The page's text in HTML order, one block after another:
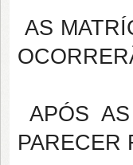
AS
APÓS
PARECER